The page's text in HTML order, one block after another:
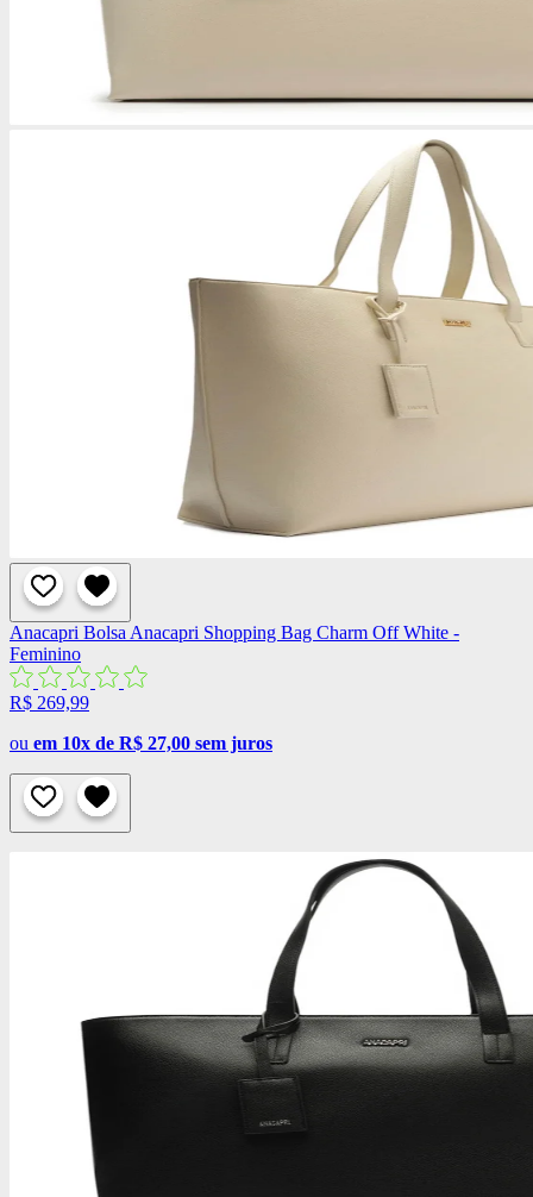
Anacapri Bolsa Anacapri Shopping Bag Charm Off White -
Feminino
R$ 269,99
ou em 10x de R$ 27,00 sem juros